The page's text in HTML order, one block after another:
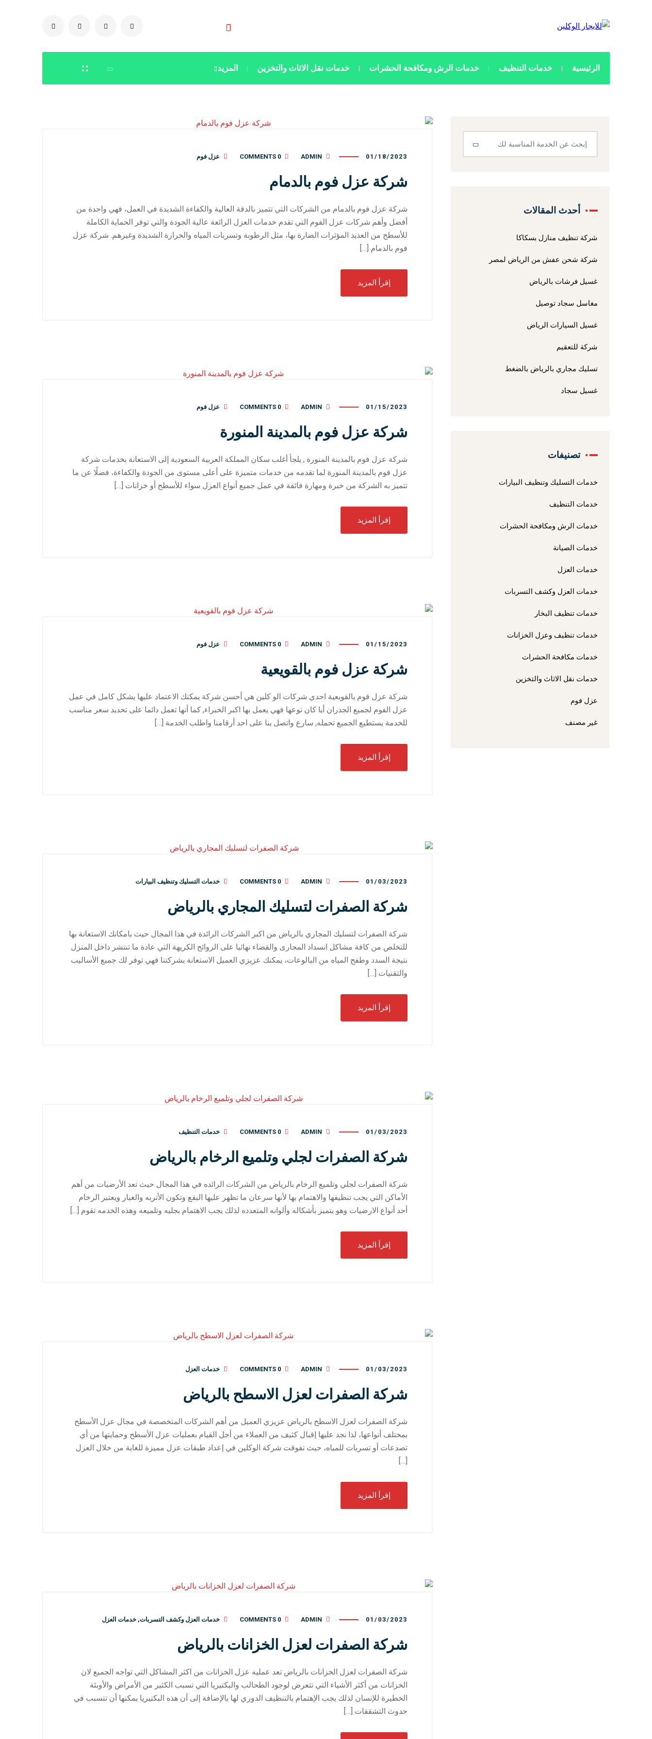
الرئيسية خدمات التنظيف خدمات الرش ومكافحة الحشرات خدمات نقل الاثاث والتخزين المزيد
01/18/2023
ADMIN
0 COMMENTS عزل فوم
شركة عزل فوم بالدمام
شركة عزل فوم بالدمام من الشركات التي تتميز بالدقة العالية والكفاءة الشديدة في العمل، فهي واحدة من
أفضل وأهم شركات عزل الفوم التي تقدم خدمات العزل الرائعة عالية الجودة والتي توفر الحماية الكاملة
للأسطح من العديد المؤثرات الضارة بها، مثل الرطوبة وتسربات المياه والحرارة الشديدة وغيرهم. شركة عزل
فوم بالدمام […]
إقرأ المزيد
01/15/2023
ADMIN
0 COMMENTS عزل فوم
شركة عزل فوم بالمدينة المنورة
شركة عزل فوم بالمدينة المنورة , يلجأ أغلب سكان المملكة العربية السعودية إلى الاستعانة بخدمات شركة
عزل فوم بالمدينة المنورة لما تقدمه من خدمات متميزة على أعلى مستوى من الجودة والكفاءة، فضلًا عن ما
تتميز به الشركة من خبرة ومهارة فائقة في عمل جميع أنواع العزل سواء للأسطح أو خزانات […]
إقرأ المزيد
01/15/2023
ADMIN
0 COMMENTS عزل فوم
شركة عزل فوم بالقويعية
شركة عزل فوم بالقويعية احدي شركات الو كلين هي أحسن شركة يمكنك الاعتماد عليها بشكل كامل في عمل
عزل الفوم لجميع الجدران أيا كان نوعها فهي يعمل بها اكبر الخبراء, كما أنها تعمل دائما على تحديد سعر مناسب
للخدمة يستطيع الجميع تحمله, سارع واتصل بنا على احد أرقامنا واطلب الخدمة […]
إقرأ المزيد
01/03/2023
ADMIN
0 COMMENTS خدمات التسليك وتنظيف البيارات
شركة الصفرات لتسليك المجاري بالرياض
شركة الصفرات لتسليك المجاري بالرياض من اكبر الشركات الرائدة في هذا المجال حيث بامكانك الاستعانة بها
للتخلص من كافة مشاكل انسداد المجارى والقضاء نهائيا على الروائح الكريهة التي عادة ما تنتشر داخل المنزل
نتيجة السدد وطفح المياه من البالوعات، يمكنك عزيزي العميل الاستعانة بشركتنا فهي توفر لك جميع الأساليب
والتقنيات […]
إقرأ المزيد
01/03/2023
ADMIN
0 COMMENTS خدمات التنظيف
شركة الصفرات لجلي وتلميع الرخام بالرياض
شركة الصفرات لجلي وتلميع الرخام بالرياض من الشركات الرائده في هذا المجال حيث تعد الأرضيات من أهم
الأماكن التي يجب تنظيفها والاهتمام بها لأنها سرعان ما تظهر عليها البقع وتكون الأتربه والغبار ويعتبر الرخام
أحد أنواع الارضيات وهو يتميز بأشكاله وألوانه المتعدده لذلك يجب الاهتمام بجليه وتلميعه وهذه الخدمه تقوم […]
إقرأ المزيد
01/03/2023
ADMIN
0 COMMENTS خدمات العزل
شركة الصفرات لعزل الاسطح بالرياض
شركة الصفرات لعزل الاسطح بالرياض عزيزي العميل من أهم الشركات المتخصصة في مجال عزل الأسطح
بمختلف أنواعها، لذا نجد عليها إقبال كثيف من العملاء من أجل القيام بعمليات عزل الأسطح وحمايتها من أي
تصدعات أو تسربات للمياه، حيث تفوقت شركة الوكلين في إعداد طبقات عزل مميزة للغاية من خلال العزل
[…]
إقرأ المزيد
01/03/2023
ADMIN
0 COMMENTS خدمات العزل وكشف التسربات,خدمات العزل
شركة الصفرات لعزل الخزانات بالرياض
شركة الصفرات لعزل الخزانات بالرياض تعد عمليه عزل الخزانات من اكثر المشاكل التي تواجه الجميع لان
الخزانات من أكثر الأشياء التي تتعرض لوجود الطحالب والبكتيريا التي تسبب الكثير من الأمراض والأوبئة
الخطيرة للإنسان لذلك يجب الإهتمام بالتنظيف الدوري لها بالإضافة إلى أن هذه البكتيريا يمكنها أن تتسبب في
حدوث التشققات […]
أحدث المقالات
شركة تنظيف منازل بسكاكا
شركة شحن عفش من الرياض لمصر
غسيل فرشات بالرياض
مغاسل سجاد توصيل
غسيل السيارات الرياض
شركة للتعقيم
تسليك مجاري بالرياض بالضغط
غسيل سجاد
تصنيفات
خدمات التسليك وتنظيف البيارات
خدمات التنظيف
خدمات الرش ومكافحة الحشرات
خدمات الصيانة
خدمات العزل
خدمات العزل وكشف التسربات
خدمات تنظيف البخار
خدمات تنظيف وعزل الخزانات
خدمات مكافحة الحشرات
خدمات نقل الاثاث والتخزين
عزل فوم
غير مصنف